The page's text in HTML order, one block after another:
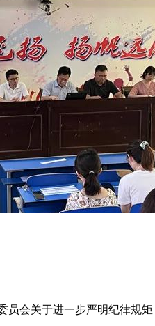
员会关于进一步严明纪律规矩